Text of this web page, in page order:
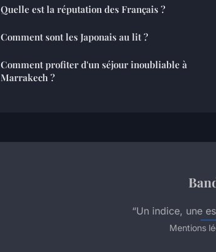
Quelle est la réputation des Français ?
Comment sont les Japonais au lit ?
Comment profiter d'un séjour inoubliable à
Marrakech ?
“Un indice, une
Mentions